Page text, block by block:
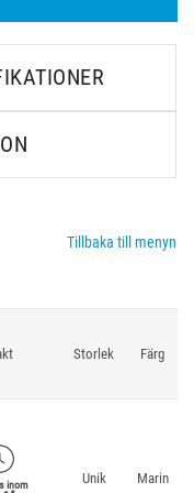
Tillbaka till menyn
Storlek Färg
inom Unik Marin